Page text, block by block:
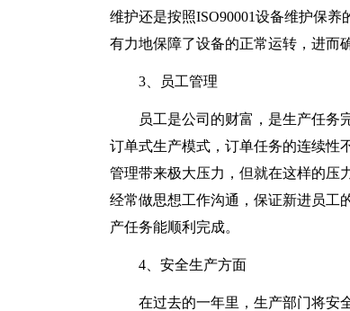
维护还是按照ISO90001设备维护保
有力地保障了设备的正常运转，进而
3、员工管理
员工是公司的财富，是生产任务
订单式生产模式，订单任务的连续性
管理带来极大压力，但就在这样的压
经常做思想工作沟通，保证新进员工
产任务能顺利完成。
4、安全生产方面
在过去的一年里，生产部门将安